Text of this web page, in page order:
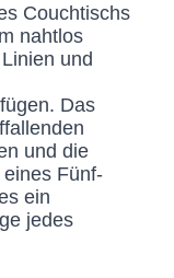
Couchtischs
nahtlos
und
Das
und die
Fünf-
ein
jedes